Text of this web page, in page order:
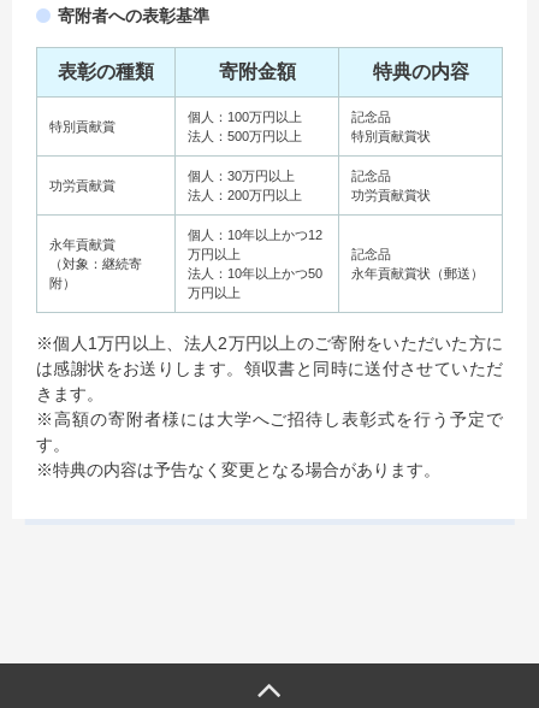
寄附者への表彰基準
表彰の種類 寄附金額 特典の内容
特別貢献賞
個人：100万円以上
法人：500万円以上
記念品
特別貢献賞状
功労貢献賞
個人：30万円以上
法人：200万円以上
記念品
功労貢献賞状
永年貢献賞
（対象：継続寄
附）
個人：10年以上かつ12
万円以上
法人：10年以上かつ50
万円以上
記念品
永年貢献賞状（郵送）
※個人1万円以上、法人2万円以上のご寄附をいただいた方に
は感謝状をお送りします。領収書と同時に送付させていただ
きます。
※高額の寄附者様には大学へご招待し表彰式を行う予定で
す。
※特典の内容は予告なく変更となる場合があります。